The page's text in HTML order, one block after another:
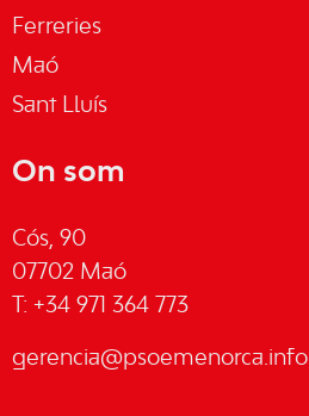
Ferreries
Maó
Sant Lluís
On som
Cós, 90
07702 Maó
T: +34 971 364 773
gerencia@psoemenorca.info